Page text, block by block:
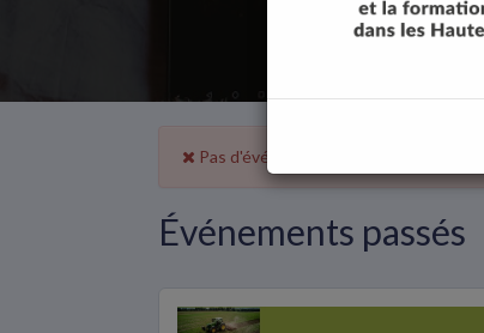
Pas d'événement à venir
Événements passés